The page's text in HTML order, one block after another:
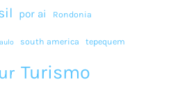
por ai Rondonia
south america tepequem
Turismo